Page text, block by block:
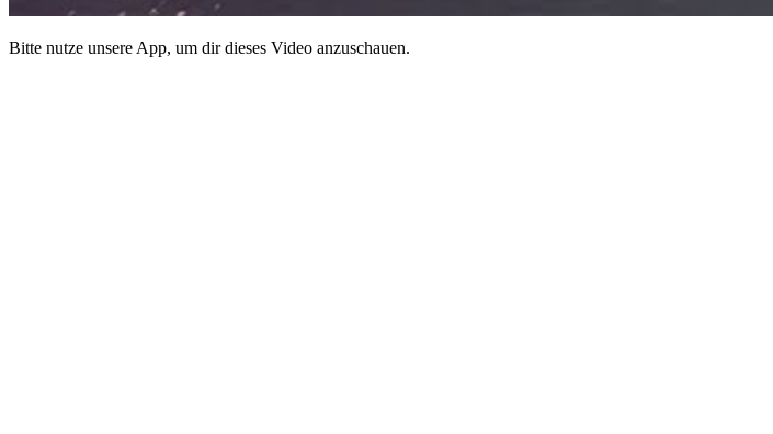
Bitte nutze unsere App, um dir dieses Video anzuschauen.